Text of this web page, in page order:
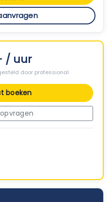
/ uur
door professional
boeken